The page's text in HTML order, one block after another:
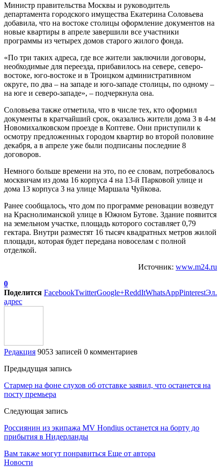
Министр правительства Москвы и руководитель
департамента городского имущества Екатерина Соловьева
добавила, что на востоке столицы оформление документов на
новые квартиры в апреле завершили все участники
программы из четырех домов старого жилого фонда.
«По три таких адреса, где все жители заключили договоры,
необходимые для переезда, прибавилось на севере, северо-
востоке, юго-востоке и в Троицком административном
округе, по два – на западе и юго-западе столицы, по одному –
на юге и северо-западе», – подчеркнула она.
Соловьева также отметила, что в числе тех, кто оформил
документы в кратчайший срок, оказались жители дома 3 в 4-м
Новомихалковском проезде в Коптеве. Они приступили к
осмотру предложенных городом квартир во второй половине
декабря, а в апреле уже были подписаны последние 8
договоров.
Немного больше времени на это, по ее словам, потребовалось
москвичам из дома 16 корпуса 4 на 13-й Парковой улице и
дома 13 корпуса 3 на улице Маршала Чуйкова.
Ранее сообщалось, что дом по программе реновации возведут
на Краснолиманской улице в Южном Бутове. Здание появится
на земельном участке, площадь которого составляет 0,79
гектара. Внутри разместят 16 тысяч квадратных метров жилой
площади, которая будет передана новоселам с полной
отделкой.
Источник: www.m24.ru
0
Поделится FacebookTwitterGoogle+ReddItWhatsAppPinterestЭл.
адрес
Редакция 9053 записей 0 комментариев
Предыдущая запись
Стармер на фоне слухов об отставке заявил, что останется на
посту премьера
Следующая запись
Россиянин из экипажа MV Hondius останется на борту до
прибытия в Нидерланды
Вам также могут понравиться Еще от автора
Новости